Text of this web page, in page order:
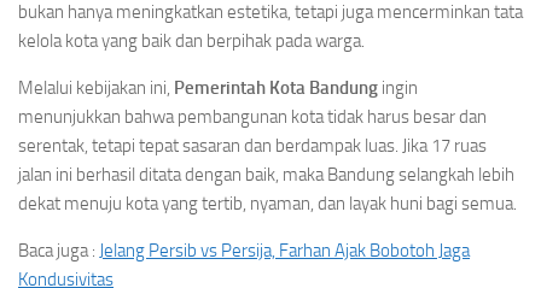
bukan hanya meningkatkan estetika, tetapi juga mencerminkan tata
kelola kota yang baik dan berpihak pada warga.
Melalui kebijakan ini, Pemerintah Kota Bandung ingin
menunjukkan bahwa pembangunan kota tidak harus besar dan
serentak, tetapi tepat sasaran dan berdampak luas. Jika 17 ruas
jalan ini berhasil ditata dengan baik, maka Bandung selangkah lebih
dekat menuju kota yang tertib, nyaman, dan layak huni bagi semua.
Baca juga : Jelang Persib vs Persija, Farhan Ajak Bobotoh Jaga
Kondusivitas